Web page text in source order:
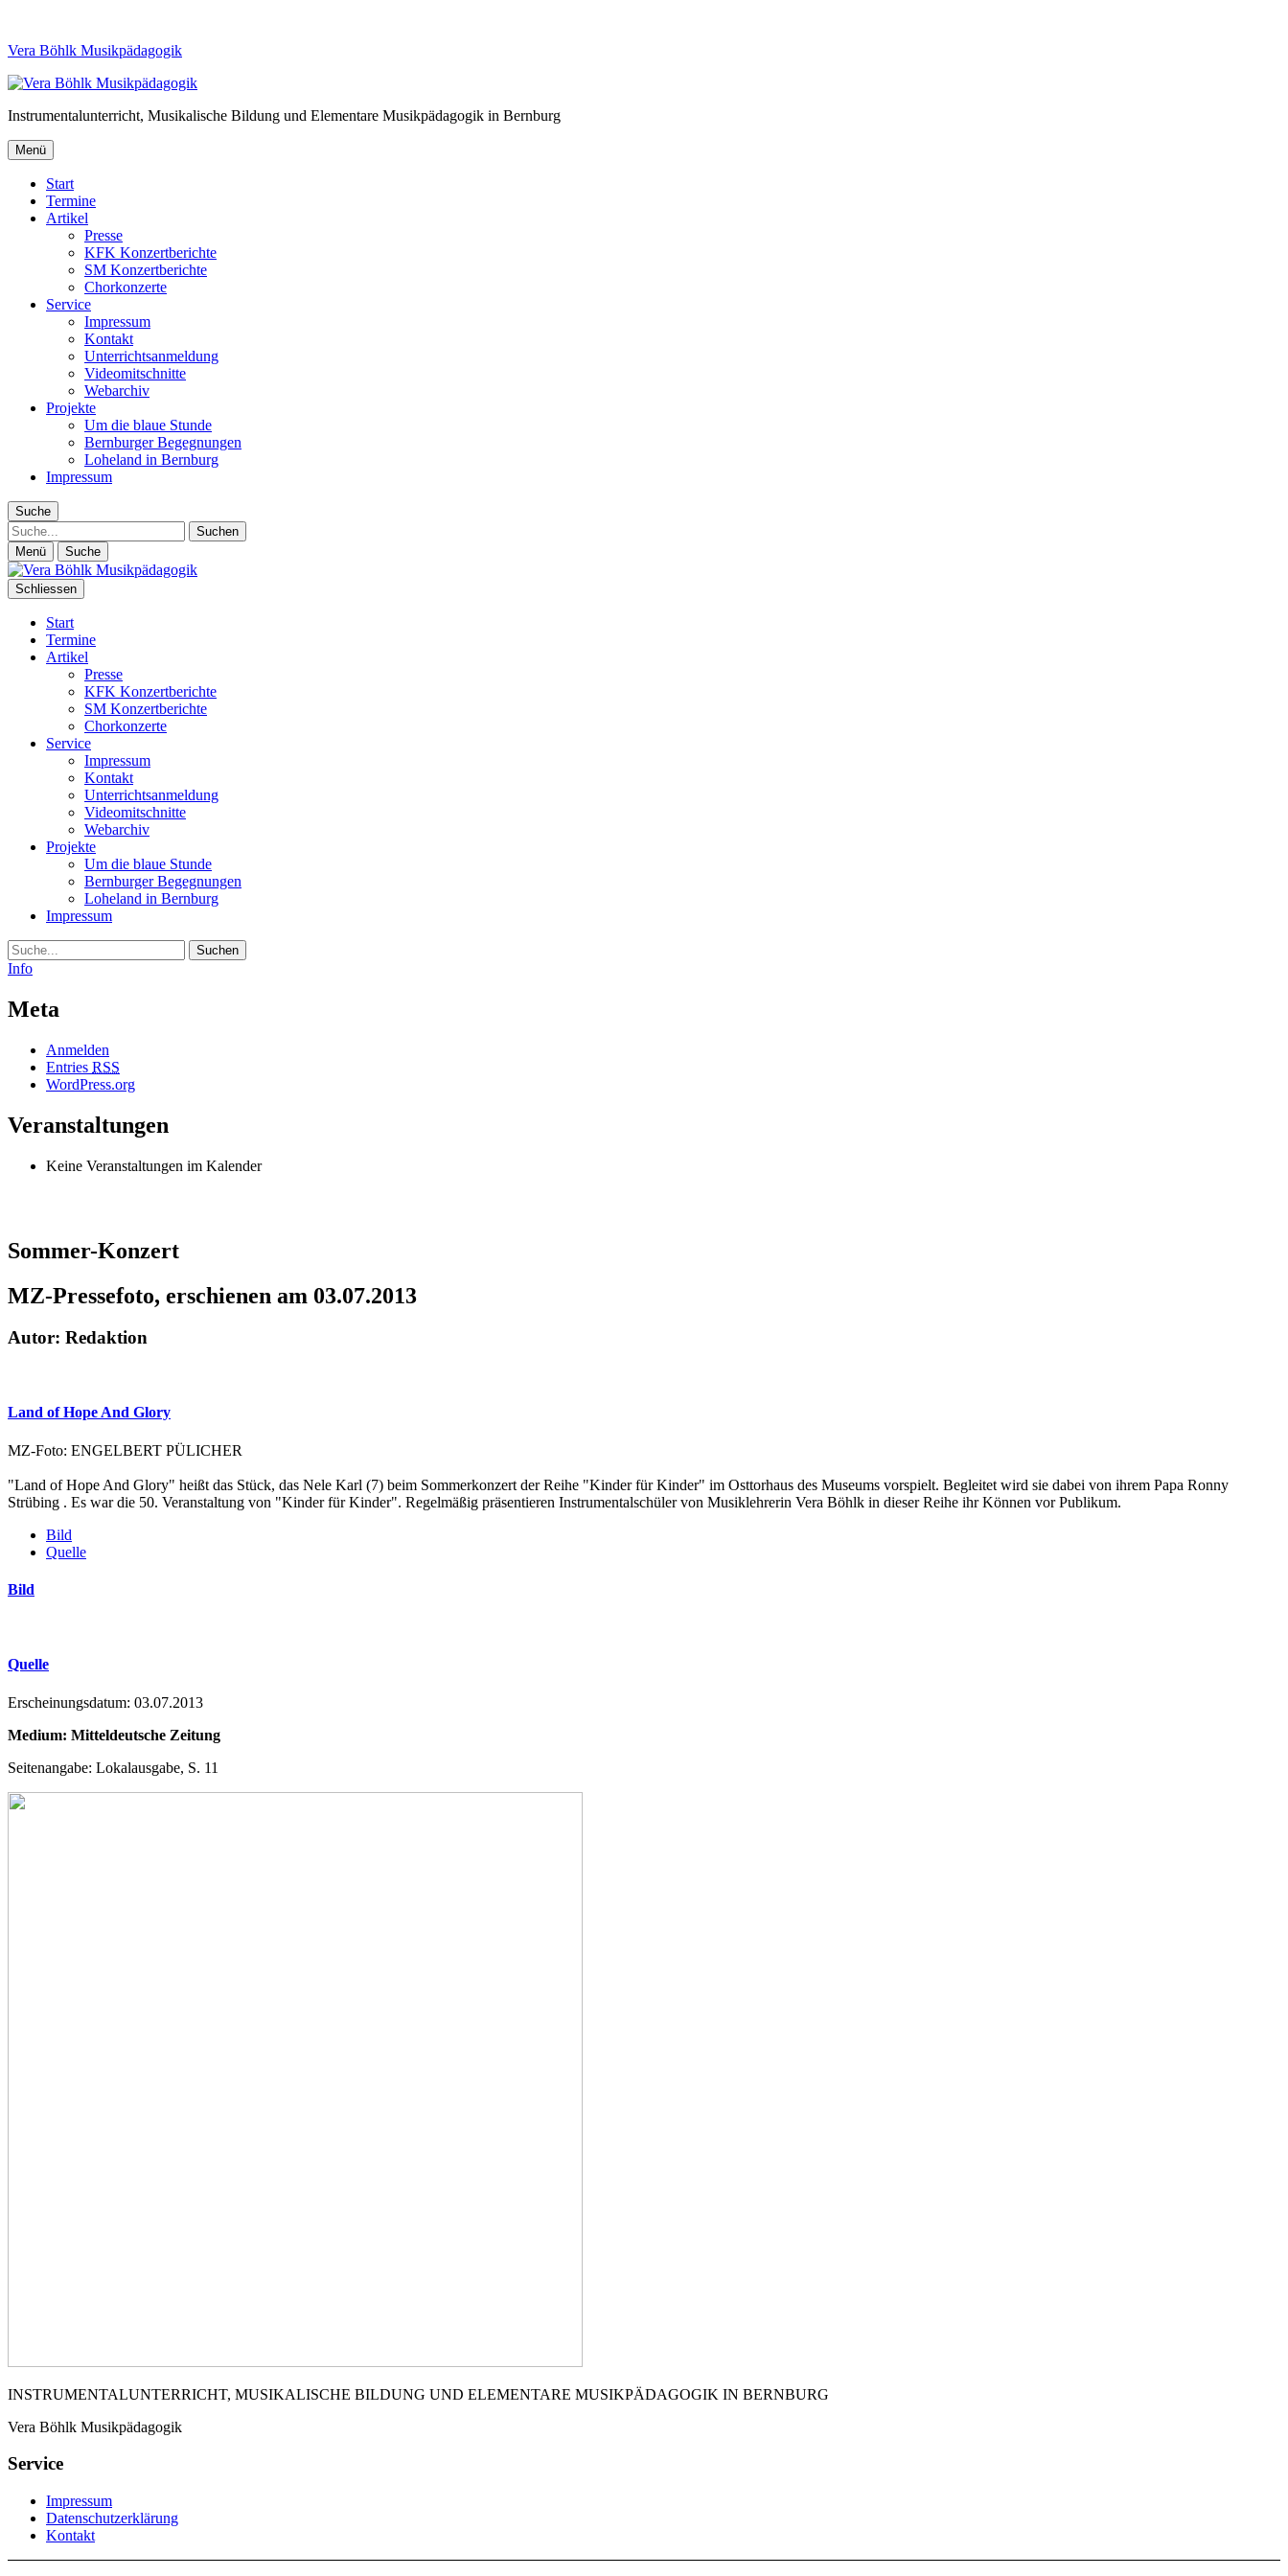
Vera Böhlk Musikpädagogik
Instrumentalunterricht, Musikalische Bildung und Elementare Musikpädagogik in Bernburg
Menü
Start
Termine
Artikel
Presse
KFK Konzertberichte
SM Konzertberichte
Chorkonzerte
Service
Impressum
Kontakt
Unterrichtsanmeldung
Videomitschnitte
Webarchiv
Projekte
Um die blaue Stunde
Bernburger Begegnungen
Loheland in Bernburg
Impressum
Suche
Suche
Menü Suche
Schliessen
Start
Termine
Artikel
Presse
KFK Konzertberichte
SM Konzertberichte
Chorkonzerte
Service
Impressum
Kontakt
Unterrichtsanmeldung
Videomitschnitte
Webarchiv
Projekte
Um die blaue Stunde
Bernburger Begegnungen
Loheland in Bernburg
Impressum
Suche
Info
Meta
Anmelden
Entries RSS
WordPress.org
Veranstaltungen
Keine Veranstaltungen im Kalender
Sommer-Konzert
MZ-Pressefoto, erschienen am 03.07.2013
Autor: Redaktion
Land of Hope And Glory
MZ-Foto: ENGELBERT PÜLICHER
"Land of Hope And Glory" heißt das Stück, das Nele Karl (7) beim Sommerkonzert der Reihe "Kinder für Kinder" im Osttorhaus des Museums vorspielt. Begleitet wird sie dabei von ihrem Papa Ronny
Strübing . Es war die 50. Veranstaltung von "Kinder für Kinder". Regelmäßig präsentieren Instrumentalschüler von Musiklehrerin Vera Böhlk in dieser Reihe ihr Können vor Publikum.
Bild
Quelle
Bild
Quelle
Erscheinungsdatum: 03.07.2013
Medium: Mitteldeutsche Zeitung
Seitenangabe: Lokalausgabe, S. 11
INSTRUMENTALUNTERRICHT, MUSIKALISCHE BILDUNG UND ELEMENTARE MUSIKPÄDAGOGIK IN BERNBURG
Vera Böhlk Musikpädagogik
Service
Impressum
Datenschutzerklärung
Kontakt